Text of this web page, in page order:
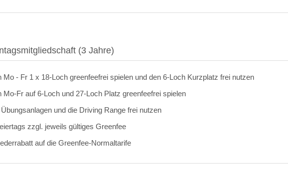
(3 Jahre)
Mo - Fr 1 x 18-Loch greenfeefrei spielen und den 6-Loch Kurzplatz frei nutzen
Mo-Fr auf 6-Loch und 27-Loch Platz greenfeefrei spielen
und die Driving Range frei nutzen
zzgl. jeweils gültiges Greenfee
auf die Greenfee-Normaltarife